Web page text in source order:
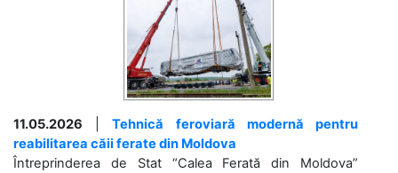
11.05.2026 |Tehnică feroviară modernă pentru
reabilitarea căii ferate din Moldova
Întreprinderea de Stat “Calea Ferată din Moldova”